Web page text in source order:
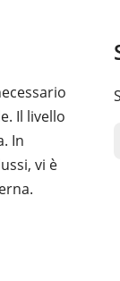
Il livello
In
vi è